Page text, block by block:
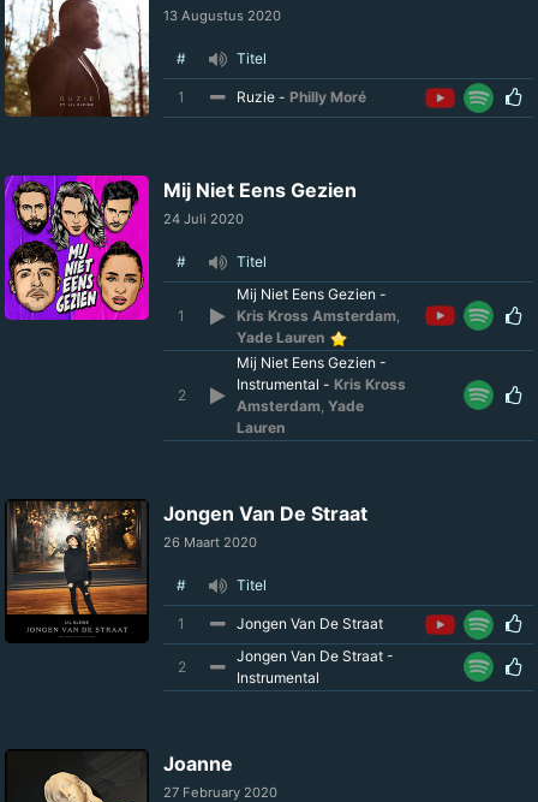
13 Augustus 2020
# Titel
1 Ruzie - Philly Moré
Mij Niet Eens Gezien
24 Juli 2020
# Titel
1
Mij Niet Eens Gezien -
Kris Kross Amsterdam,
Yade Lauren
2
Mij Niet Eens Gezien -
Instrumental - Kris Kross
Amsterdam, Yade
Lauren
Jongen Van De Straat
26 Maart 2020
# Titel
1 Jongen Van De Straat
2
Jongen Van De Straat -
Instrumental
Joanne
27 February 2020